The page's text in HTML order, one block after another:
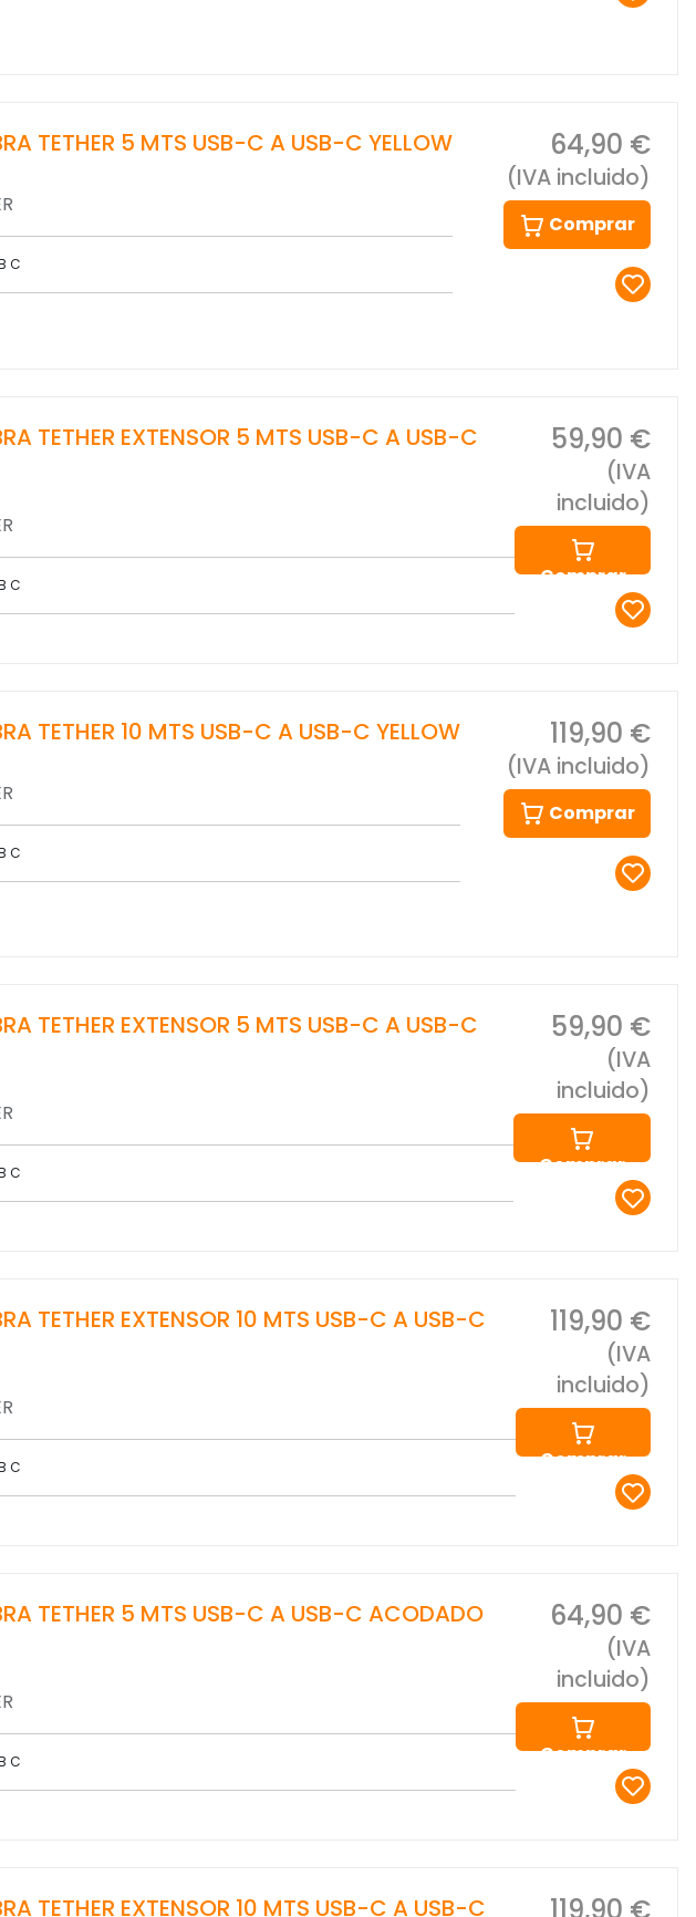
TETHER 5 MTS USB-C A USB-C YELLOW
C
64,90 €
(IVA incluido)
Comprar
TETHER EXTENSOR 5 MTS USB-C A USB-C
C
59,90 €
(IVA
incluido)
Comprar
TETHER 10 MTS USB-C A USB-C YELLOW
C
119,90 €
(IVA incluido)
Comprar
TETHER EXTENSOR 5 MTS USB-C A USB-C
C
59,90 €
(IVA
incluido)
Comprar
TETHER EXTENSOR 10 MTS USB-C A USB-C
C
119,90 €
(IVA
incluido)
Comprar
TETHER 5 MTS USB-C A USB-C ACODADO
C
64,90 €
(IVA
incluido)
Comprar
TETHER EXTENSOR 10 MTS USB-C A USB-C 119,90 €